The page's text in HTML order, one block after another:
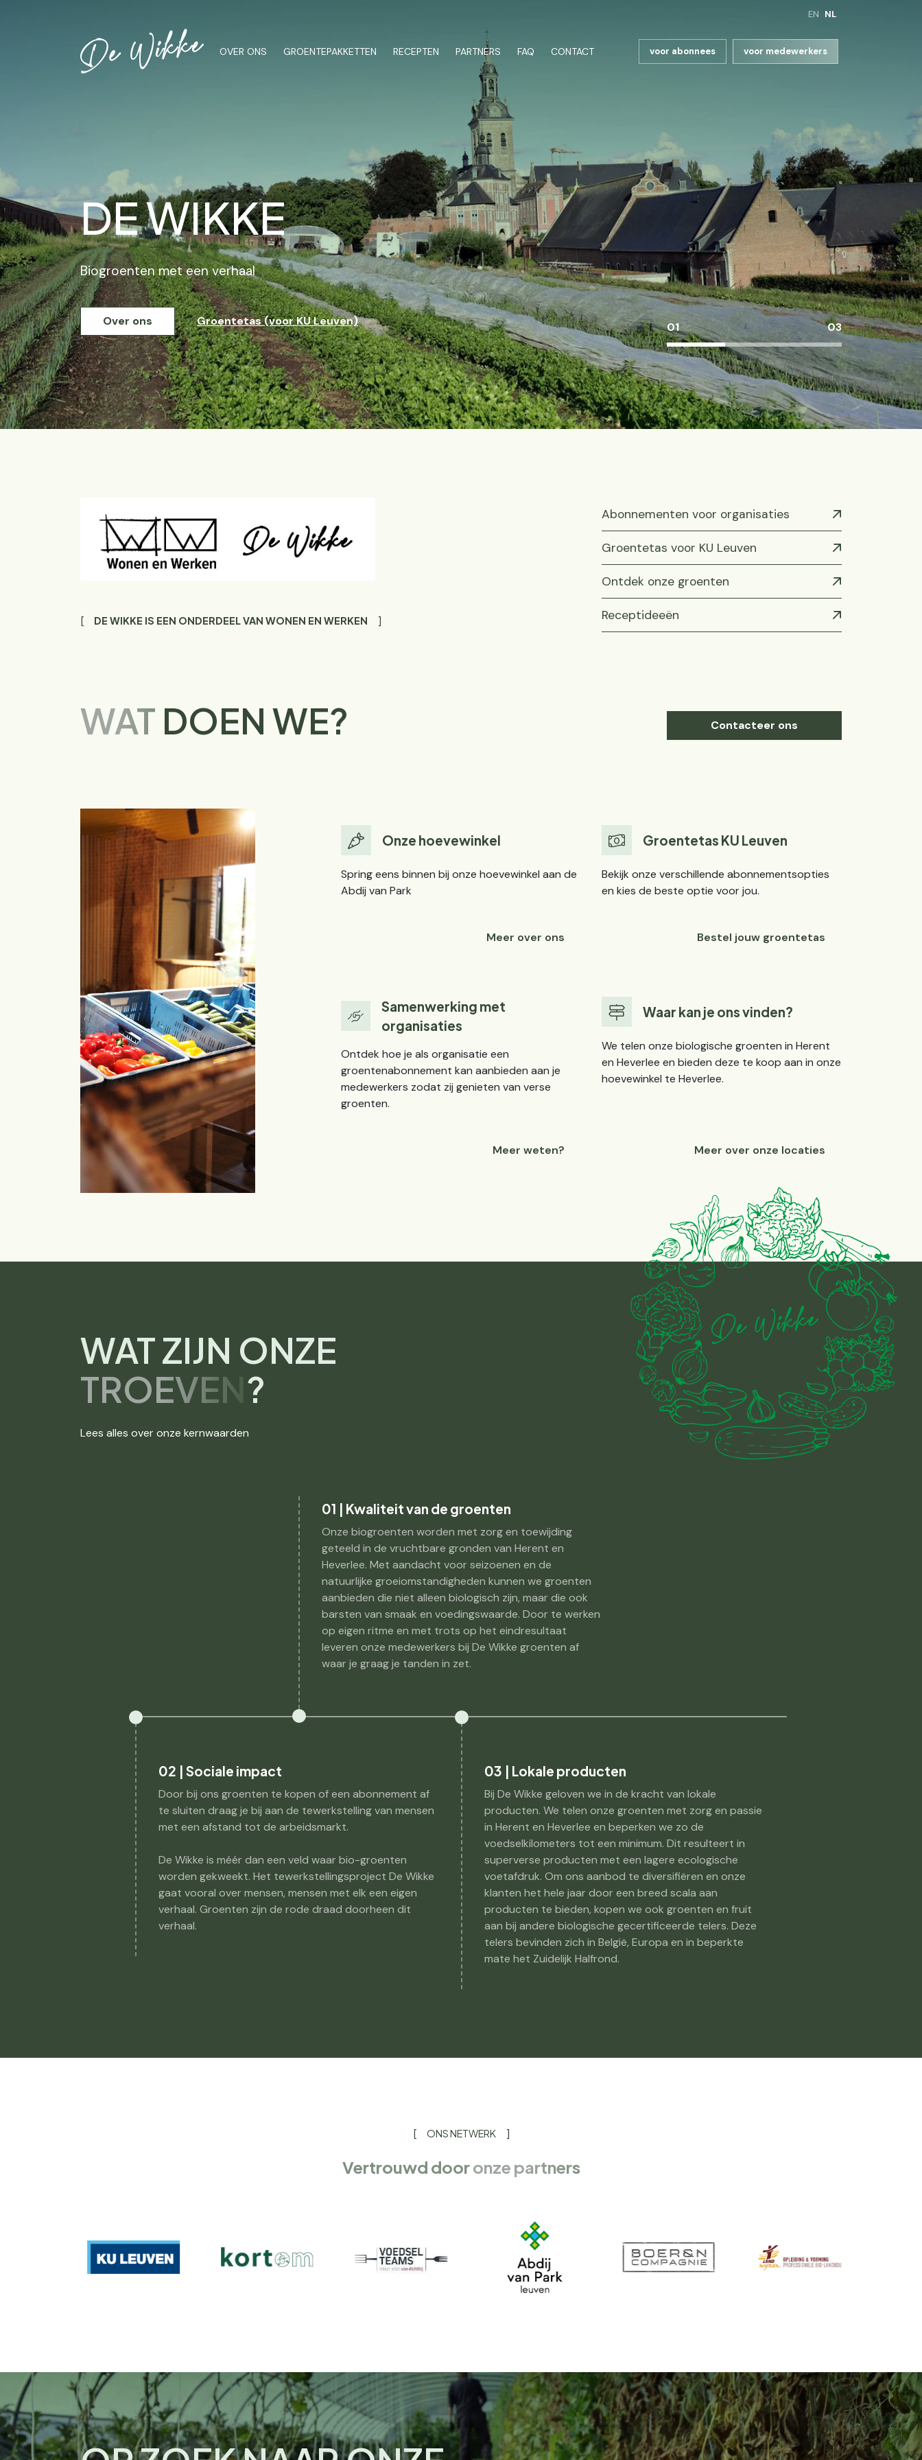
EN NL
OVER ONS GROENTEPAKKETTEN RECEPTEN PARTNERS FAQ CONTACT voor abonnees voor medewerkers
DE WIKKE
Biogroenten met een verhaal
Over ons Groentetas (voor KU Leuven) 01 03
DE WIKKE IS EEN ONDERDEEL VAN WONEN EN WERKEN
Abonnementen voor organisaties
Groentetas voor KU Leuven
Ontdek onze groenten
Receptideeën
WAT DOEN WE? Contacteer ons
Onze hoevewinkel
Spring eens binnen bij onze hoevewinkel aan de
Abdij van Park
Meer over ons
Groentetas KU Leuven
Bekijk onze verschillende abonnementsopties
en kies de beste optie voor jou.
Bestel jouw groentetas
Samenwerking met
organisaties
Ontdek hoe je als organisatie een
groentenabonnement kan aanbieden aan je
medewerkers zodat zij genieten van verse
groenten.
Meer weten?
Waar kan je ons vinden?
We telen onze biologische groenten in Herent
en Heverlee en bieden deze te koop aan in onze
hoevewinkel te Heverlee.
Meer over onze locaties
WAT ZIJN ONZE
TROEVEN?
Lees alles over onze kernwaarden
01 | Kwaliteit van de groenten
Onze biogroenten worden met zorg en toewijding
geteeld in de vruchtbare gronden van Herent en
Heverlee. Met aandacht voor seizoenen en de
natuurlijke groeiomstandigheden kunnen we groenten
aanbieden die niet alleen biologisch zijn, maar die ook
barsten van smaak en voedingswaarde. Door te werken
op eigen ritme en met trots op het eindresultaat
leveren onze medewerkers bij De Wikke groenten af
waar je graag je tanden in zet.
02 | Sociale impact
Door bij ons groenten te kopen of een abonnement af
te sluiten draag je bij aan de tewerkstelling van mensen
met een afstand tot de arbeidsmarkt.
De Wikke is méér dan een veld waar bio-groenten
worden gekweekt. Het tewerkstellingsproject De Wikke
gaat vooral over mensen, mensen met elk een eigen
verhaal. Groenten zijn de rode draad doorheen dit
verhaal.
03 | Lokale producten
Bij De Wikke geloven we in de kracht van lokale
producten. We telen onze groenten met zorg en passie
in Herent en Heverlee en beperken we zo de
voedselkilometers tot een minimum. Dit resulteert in
superverse producten met een lagere ecologische
voetafdruk. Om ons aanbod te diversifiëren en onze
klanten het hele jaar door een breed scala aan
producten te bieden, kopen we ook groenten en fruit
aan bij andere biologische gecertificeerde telers. Deze
telers bevinden zich in België, Europa en in beperkte
mate het Zuidelijk Halfrond.
ONS NETWERK
Vertrouwd dooronze partners